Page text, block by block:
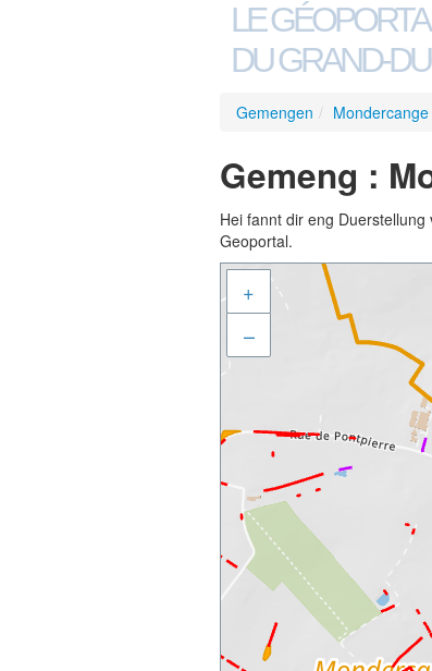
LE
DU GRAND-
Gemengen / Mondercange
Gemeng :
Hei fannt dir eng
Geoportal.
+
–